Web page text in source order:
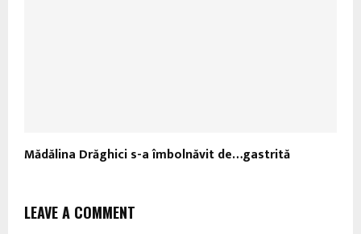
Mădălina Drăghici s-a îmbolnăvit de…gastrită
LEAVE A COMMENT